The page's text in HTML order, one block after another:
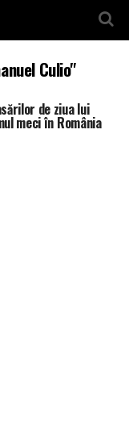
Culio"
de ziua lui
meci în România